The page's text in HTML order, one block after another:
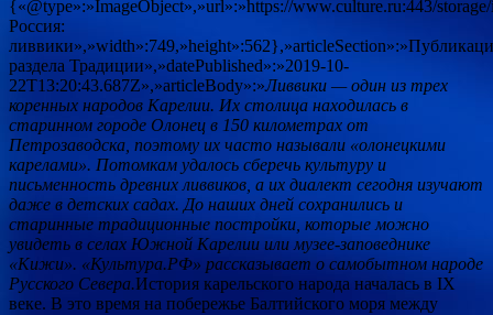
{«@type»:»ImageObject»,»url»:»https://www.culture.ru:443/
Россия:
раздела Традиции»,»datePublished»:»2019-10-
22T13:20:43.687Z»,»articleBody»:»Ливвики — один из трех
коренных народов Карелии. Их столица находилась в
старинном городе Олонец в 150 километрах от
Петрозаводска, поэтому их часто называли «олонецкими
карелами». Потомкам удалось сберечь культуру и
письменность древних ливвиков, а их диалект сегодня изучают
даже в детских садах. До наших дней сохранились и
старинные традиционные постройки, которые можно
увидеть в селах Южной Карелии или музее-заповеднике
«Кижи». «Культура.РФ» рассказывает о самобытном народе
Русского Севера.История карельского народа началась в IX
веке. В это время на побережье Балтийского моря между